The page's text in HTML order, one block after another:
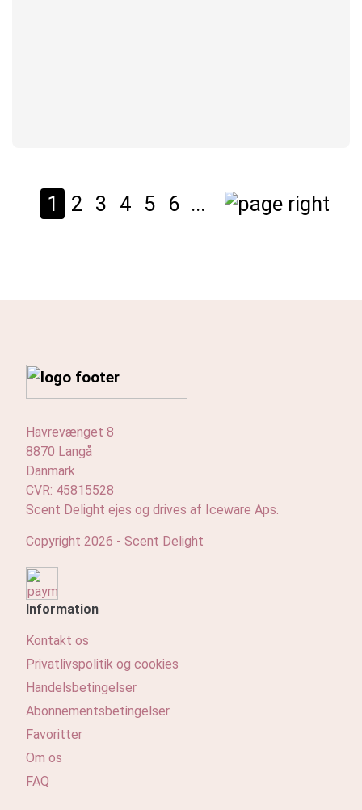
1 2 3 4 5 6 ...
Havrevænget 8
8870 Langå
Danmark
CVR: 45815528
Scent Delight ejes og drives af Iceware Aps.
Copyright 2026 - Scent Delight
Information
Kontakt os
Privatlivspolitik og cookies
Handelsbetingelser
Abonnementsbetingelser
Favoritter
Om os
FAQ